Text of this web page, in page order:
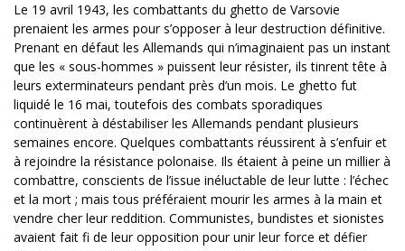
Le 19 avril 1943, les combattants du ghetto de Varsovie
prenaient les armes pour s’opposer à leur destruction définitive.
Prenant en défaut les Allemands qui n’imaginaient pas un instant
que les « sous-hommes » puissent leur résister, ils tinrent tête à
leurs exterminateurs pendant près d’un mois. Le ghetto fut
liquidé le 16 mai, toutefois des combats sporadiques
continuèrent à déstabiliser les Allemands pendant plusieurs
semaines encore. Quelques combattants réussirent à s’enfuir et
à rejoindre la résistance polonaise. Ils étaient à peine un millier à
combattre, conscients de l’issue inéluctable de leur lutte : l’échec
et la mort ; mais tous préféraient mourir les armes à la main et
vendre cher leur reddition. Communistes, bundistes et sionistes
avaient fait fi de leur opposition pour unir leur force et défier